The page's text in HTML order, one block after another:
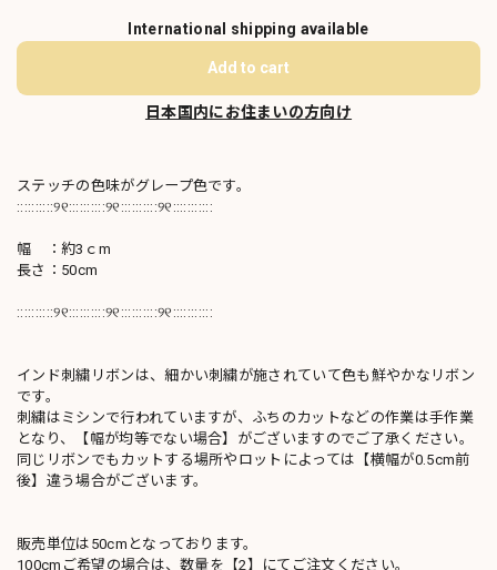
International shipping available
Add to cart
日本国内にお住まいの方向け
ステッチの色味がグレープ色です。
::::::::::୨୧::::::::::୨୧::::::::::୨୧:::::::::::
幅 ：約3ｃm
長さ：50cm
::::::::::୨୧::::::::::୨୧::::::::::୨୧:::::::::::
インド刺繍リボンは、細かい刺繍が施されていて色も鮮やかなリボン
です。
刺繍はミシンで行われていますが、ふちのカットなどの作業は手作業
となり、【幅が均等でない場合】がございますのでご了承ください。
同じリボンでもカットする場所やロットによっては【横幅が0.5cm前
後】違う場合がございます。
販売単位は50cmとなっております。
100cmご希望の場合は、数量を【2】にてご注文ください。